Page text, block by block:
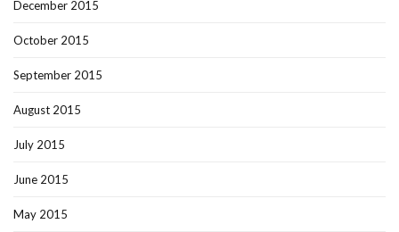
December 2015
October 2015
September 2015
August 2015
July 2015
June 2015
May 2015